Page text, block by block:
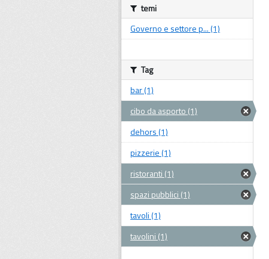
temi
Governo e settore p... (1)
Tag
bar (1)
cibo da asporto (1)
dehors (1)
pizzerie (1)
ristoranti (1)
spazi pubblici (1)
tavoli (1)
tavolini (1)